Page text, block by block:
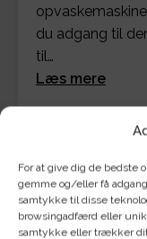
For at give dig de bedste
gemme og/eller få
samtykke til disse
browsingadfærd eller
samtykke eller trækker
du adgang til
til…
Læs mere
Se detaljer